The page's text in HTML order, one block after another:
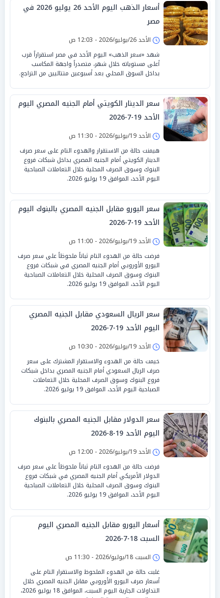
أسعار الذهب اليوم الأحد 26 يوليو 2026 في
مصر
الأحد 26/يوليو/2026 - 12:03 ص
شهد «سعر الذهب» اليوم الأحد في مصر استقراراً قرب
أعلى مستوياته خلال شهر، متصدراً واجهة المكاسب
بداخل السوق المحلي بعد أسبوعين متتاليين من التراجع.
سعر الدينار الكويتي أمام الجنيه المصري اليوم
الأحد 19-7-2026
الأحد 19/يوليو/2026 - 11:30 ص
هيمنت حالة من الاستقرار والهدوء التام على سعر صرف
الدينار الكويتي أمام الجنيه المصري بداخل شبكات فروع
البنوك وسوق الصرف المحلية خلال التعاملات الصباحية
اليوم الأحد، الموافق 19 يوليو 2026.
سعر اليورو مقابل الجنيه المصري بالبنوك اليوم
الأحد 19-7-2026
الأحد 19/يوليو/2026 - 11:00 ص
فرضت حالة من الهدوء التام ثباتاً ملحوظاً على سعر صرف
اليورو الأوروبي أمام الجنيه المصري في شبكات فروع
البنوك وسوق الصرف المحلية خلال التعاملات الصباحية
اليوم الأحد، الموافق 19 يوليو 2026.
سعر الريال السعودي مقابل الجنيه المصري
اليوم الأحد 19-7-2026
الأحد 19/يوليو/2026 - 10:30 ص
خيمت حالة من الهدوء والاستقرار المشترك على سعر
صرف الريال السعودي أمام الجنيه المصري بداخل شبكات
فروع البنوك وسوق الصرف المحلية خلال التعاملات
الصباحية اليوم الأحد، الموافق 19 يوليو 2026.
سعر الدولار مقابل الجنيه المصري بالبنوك
اليوم الأحد 19-8-2026
الأحد 19/يوليو/2026 - 12:00 ص
فرضت حالة من الهدوء التام ثباتاً ملحوظاً على سعر صرف
الدولار الأمريكي أمام الجنيه المصري في شبكات فروع
البنوك وسوق الصرف المحلية خلال التعاملات الصباحية
اليوم الأحد، الموافق 19 يوليو 2026.
أسعار اليورو مقابل الجنيه المصري اليوم
السبت 18-7-2026
السبت 18/يوليو/2026 - 11:30 ص
غلبت حالة من الهدوء الملحوظ والاستقرار التام على
أسعار صرف اليورو الأوروبي مقابل الجنيه المصري خلال
التداولات الجارية اليوم السبت، الموافق 18 يوليو 2026،